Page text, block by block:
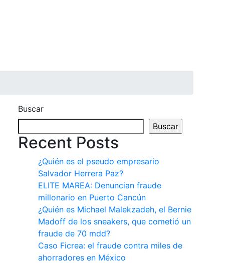
Buscar
Buscar
Recent Posts
¿Quién es el pseudo empresario
Salvador Herrera Paz?
ELITE MAREA: Denuncian fraude
millonario en Puerto Cancún
¿Quién es Michael Malekzadeh, el Bernie
Madoff de los sneakers, que cometió un
fraude de 70 mdd?
Caso Ficrea: el fraude contra miles de
ahorradores en México